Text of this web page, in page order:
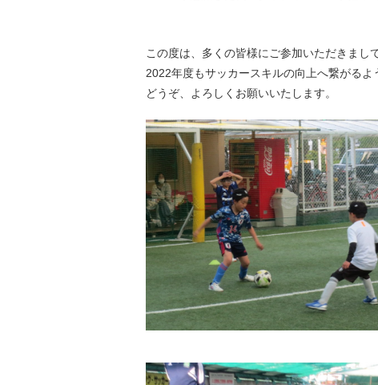
この度は、多くの皆様にご参加いただきまし
2022年度もサッカースキルの向上へ繋がる
どうぞ、よろしくお願いいたします。